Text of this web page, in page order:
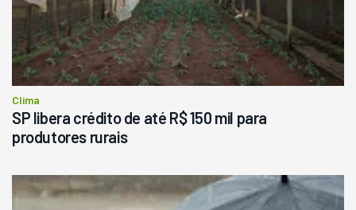
Clima
SP libera crédito de até R$ 150 mil para
produtores rurais